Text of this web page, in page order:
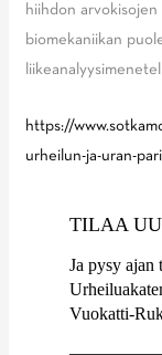
hiihdon
biomekaniikan
https://
urheilun-ja-uran-
TILAA
Ja pysy ajan
Vuokatti-